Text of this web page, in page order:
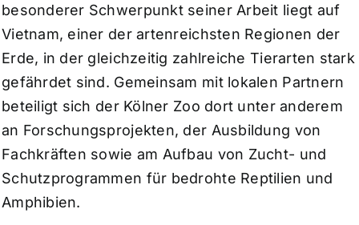
besonderer Schwerpunkt seiner Arbeit liegt auf
Vietnam, einer der artenreichsten Regionen der
Erde, in der gleichzeitig zahlreiche Tierarten stark
gefährdet sind. Gemeinsam mit lokalen Partnern
beteiligt sich der Kölner Zoo dort unter anderem
an Forschungsprojekten, der Ausbildung von
Fachkräften sowie am Aufbau von Zucht- und
Schutzprogrammen für bedrohte Reptilien und
Amphibien.